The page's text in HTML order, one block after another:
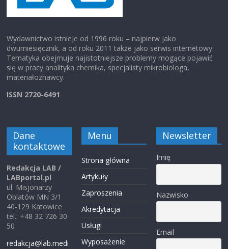
Wydawnictwo istnieje od 1996 roku – najpierw jako
dwumiesięcznik, a od roku 2011 także jako serwis internetowy.
Tematyka obejmuje najistotniejsze problemy mogące pojawić
się w pracy analityka chemika, specjalisty mikrobiologa,
materiałoznawcy.
ISSN 2720-6491
Dane
kontaktowe
Redakcja LAB /
LABportal.pl
ul. Misjonarzy
Oblatów MN 3/1
40-129 Katowice
tel.: +48 32 726 30
50
redakcja@lab.medi
Menu
Strona główna
Artykuły
Zaproszenia
Akredytacja
Usługi
Wyposażenie
Newsletter
Imię
Nazwisko
Email